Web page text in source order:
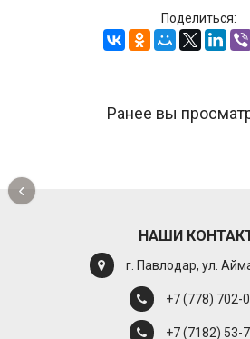
Поделиться:
Ранее вы
‹
НАШИ
г. Павлодар, ул.
+7 (778) 702-
+7 (7182) 53-